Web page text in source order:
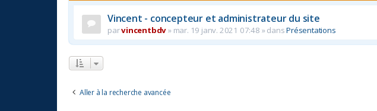
Vincent - concepteur et administrateur du site
parvincentbdv» mar. 19 janv. 2021 07:48 » dansPrésentations
Aller à la recherche avancée